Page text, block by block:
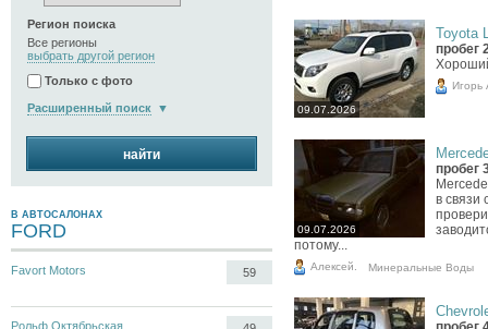
Регион поиска
Все регионы
выбрать другой регион
Только с фото
Расширенный поиск
найти
В АВТОСАЛОНАХ
FORD
Favort Motors 59
Рольф Октябрьская
09.07.2026
Toyota
пробег
Игорь
09.07.2026
пробег
в связи
потому...
Алексей. Минеральные Воды